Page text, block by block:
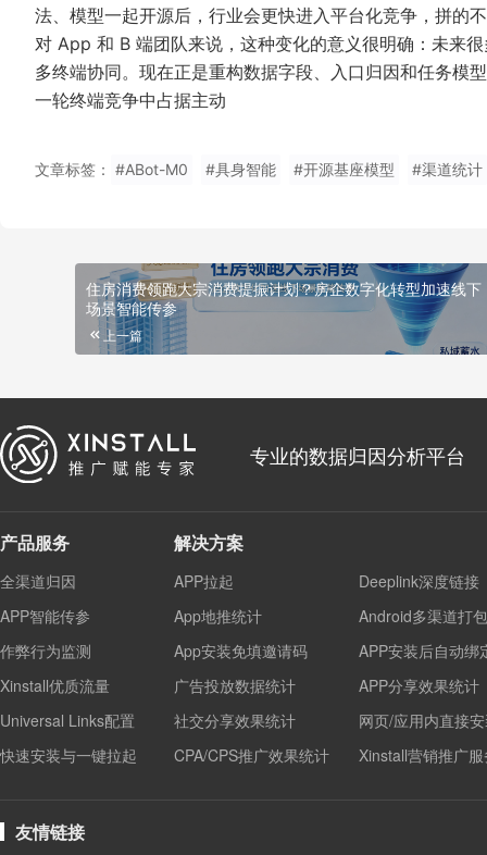
法、模型一起开源后，行业会更快进入平台化竞争，拼的
对 App 和 B 端团队来说，这种变化的意义很明确：未来
多终端协同。现在正是重构数据字段、入口归因和任务模
一轮终端竞争中占据主动
文章标签： #ABot-M0 #具身智能 #开源基座模型 #渠道统计
住房消费领跑大宗消费提振计划？房企数字化转型加速线下
场景智能传参
上一篇
专业的数据归因分析平台
产品服务
全渠道归因
APP智能传参
作弊行为监测
Xinstall优质流量
Universal Links配置
快速安装与一键拉起
解决方案
APP拉起
Deeplink深度链接
App地推统计
Android多渠道打包
App安装免填邀请码
APP安装后自动绑
广告投放数据统计
APP分享效果统计
社交分享效果统计
网页/应用内直接
CPA/CPS推广效果统计
Xinstall营销推广
友情链接